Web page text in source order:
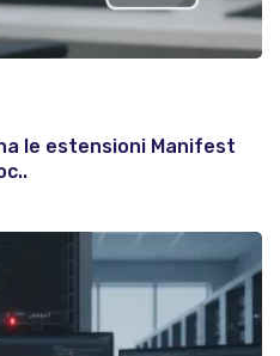
le estensioni Manifest